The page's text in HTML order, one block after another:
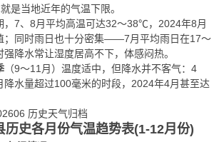
是当地近年的气温下限。
，7、8月平均高温可达32～38℃，2024年8月
；同时雨日也十分密集——7月平均雨日在17～
强降水常让湿度居高不下，体感闷热。
（9～11月）温度适中，但降水并不客气：4
降水量超过100毫米的时段，2024年4月甚至达
历史天气归档
历史各月份气温趋势表(1-12月份)